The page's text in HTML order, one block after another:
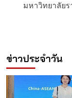
มหาวิทยาลัยร
ข่าวประจำวัน